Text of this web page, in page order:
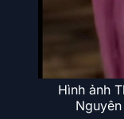
Hình ảnh